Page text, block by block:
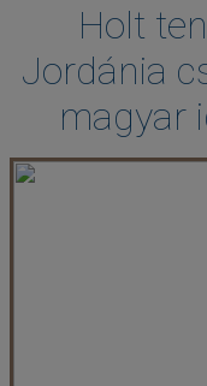
Holt
Jordánia
magyar